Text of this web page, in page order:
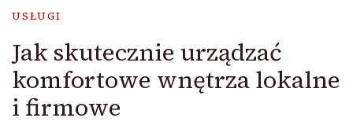
USŁUGI
Jak skutecznie urządzać
komfortowe wnętrza lokalne
i firmowe